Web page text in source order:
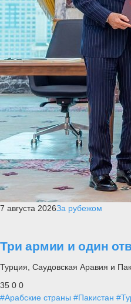
7 августа 2026За рубежом
Три армии и один
Турция, Саудовская Аравия и
35 0 0
#Арабские страны #Пакистан